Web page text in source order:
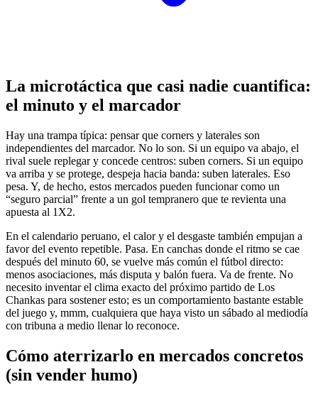
La microtáctica que casi nadie cuantifica:
el minuto y el marcador
Hay una trampa típica: pensar que corners y laterales son
independientes del marcador. No lo son. Si un equipo va abajo, el
rival suele replegar y concede centros: suben corners. Si un equipo
va arriba y se protege, despeja hacia banda: suben laterales. Eso
pesa. Y, de hecho, estos mercados pueden funcionar como un
“seguro parcial” frente a un gol tempranero que te revienta una
apuesta al 1X2.
En el calendario peruano, el calor y el desgaste también empujan a
favor del evento repetible. Pasa. En canchas donde el ritmo se cae
después del minuto 60, se vuelve más común el fútbol directo:
menos asociaciones, más disputa y balón fuera. Va de frente. No
necesito inventar el clima exacto del próximo partido de Los
Chankas para sostener esto; es un comportamiento bastante estable
del juego y, mmm, cualquiera que haya visto un sábado al mediodía
con tribuna a medio llenar lo reconoce.
Cómo aterrizarlo en mercados concretos
(sin vender humo)